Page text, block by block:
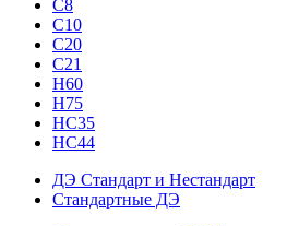
С8
С10
С20
С21
H60
H75
HС35
НС44
ДЭ Стандарт и Нестандарт
Стандартные ДЭ